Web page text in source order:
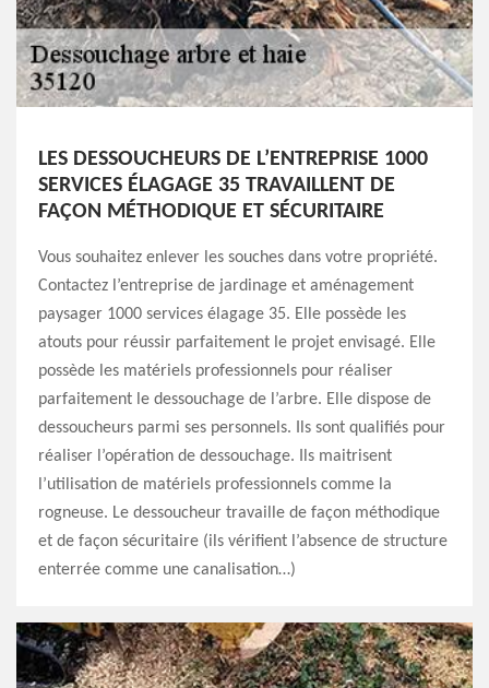
LES DESSOUCHEURS DE L’ENTREPRISE 1000
SERVICES ÉLAGAGE 35 TRAVAILLENT DE
FAÇON MÉTHODIQUE ET SÉCURITAIRE
Vous souhaitez enlever les souches dans votre propriété.
Contactez l’entreprise de jardinage et aménagement
paysager 1000 services élagage 35. Elle possède les
atouts pour réussir parfaitement le projet envisagé. Elle
possède les matériels professionnels pour réaliser
parfaitement le dessouchage de l’arbre. Elle dispose de
dessoucheurs parmi ses personnels. Ils sont qualifiés pour
réaliser l’opération de dessouchage. Ils maitrisent
l’utilisation de matériels professionnels comme la
rogneuse. Le dessoucheur travaille de façon méthodique
et de façon sécuritaire (ils vérifient l’absence de structure
enterrée comme une canalisation…)